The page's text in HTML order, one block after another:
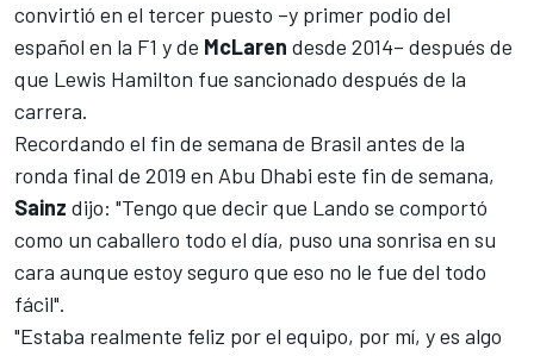
convirtió en el tercer puesto –y primer podio del
español en la F1 y de McLaren desde 2014– después de
que Lewis Hamilton fue sancionado después de la
carrera.
Recordando el fin de semana de Brasil antes de la
ronda final de 2019 en Abu Dhabi este fin de semana,
Sainz dijo: "Tengo que decir que Lando se comportó
como un caballero todo el día, puso una sonrisa en su
cara aunque estoy seguro que eso no le fue del todo
fácil".
"Estaba realmente feliz por el equipo, por mí, y es algo